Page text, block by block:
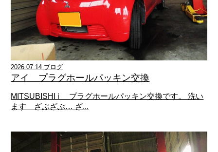
2026.07.14 ブログ
アイ プラグホールパッキン交換
MITSUBISHI i プラグホールパッキン交換です。 洗い
ます ざぶざぶ… ざ...